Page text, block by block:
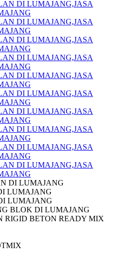
DI LUMAJANG
LUMAJANG
LUMAJANG
BLOK DI LUMAJANG
RIGID BETON READY MIX